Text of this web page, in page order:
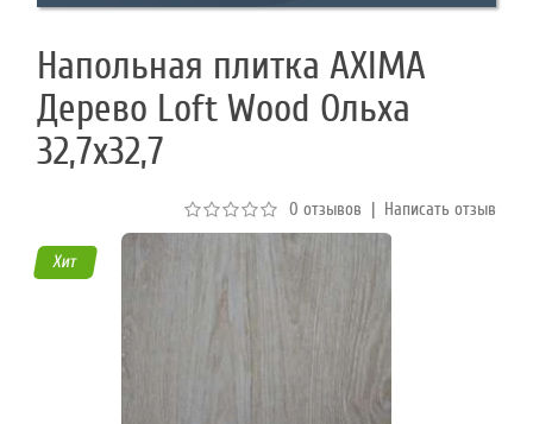
(831)
Напольная плитка AXIMA
Дерево Loft Wood Ольха
32,7х32,7
0 отзывов | Написать отзыв
Хит